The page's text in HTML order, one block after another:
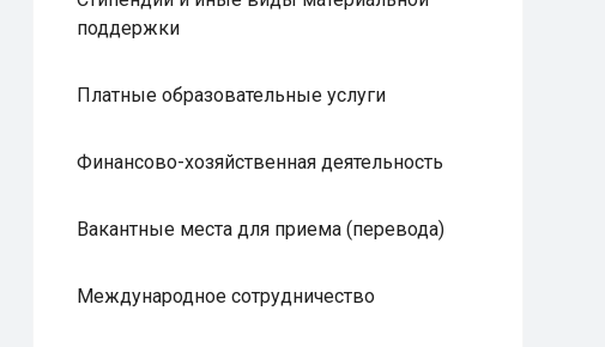
поддержки
Платные образовательные услуги
Финансово-хозяйственная деятельность
Вакантные места для приема (перевода)
Международное сотрудничество